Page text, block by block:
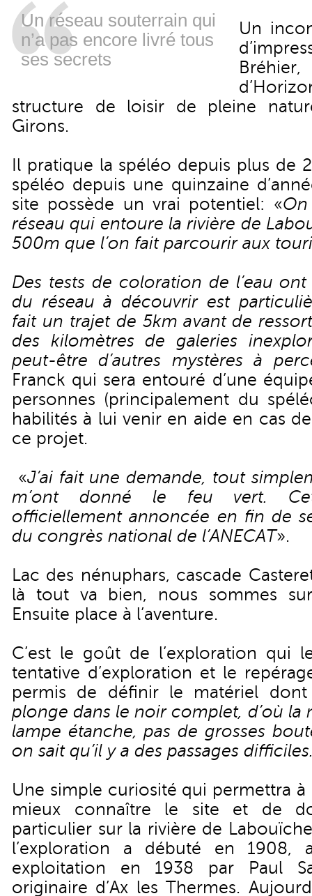
Un réseau souterrain qui
n’a pas encore livré tous
ses secrets
Un
structure de loisir de pleine
Girons.
Il pratique la spéléo depuis plus de
spéléo depuis une quinzaine
site possède un vrai potentiel: «
réseau qui entoure la rivière de
500m que l’on fait parcourir aux
Des tests de coloration de l’eau
du réseau à découvrir est
fait un trajet de 5km avant de
des kilomètres de galeries
peut-être d’autres mystères à
Franck qui sera entouré d’une
personnes (principalement du
habilités à lui venir en aide en cas
ce projet.
«J’ai fait une demande, tout
m’ont donné le feu vert.
officiellement annoncée en fin de
du congrès national de l’ANECAT».
Lac des nénuphars, cascade
là tout va bien, nous sommes
Ensuite place à l’aventure.
C’est le goût de l’exploration qui
tentative d’exploration et le
permis de définir le matériel
plonge dans le noir complet, d’où la
lampe étanche, pas de grosses
on sait qu’il y a des passages
Une simple curiosité qui permettra
mieux connaître le site et de
particulier sur la rivière de
l’exploration a débuté en 1908,
exploitation en 1938 par Paul
originaire d’Ax les Thermes.